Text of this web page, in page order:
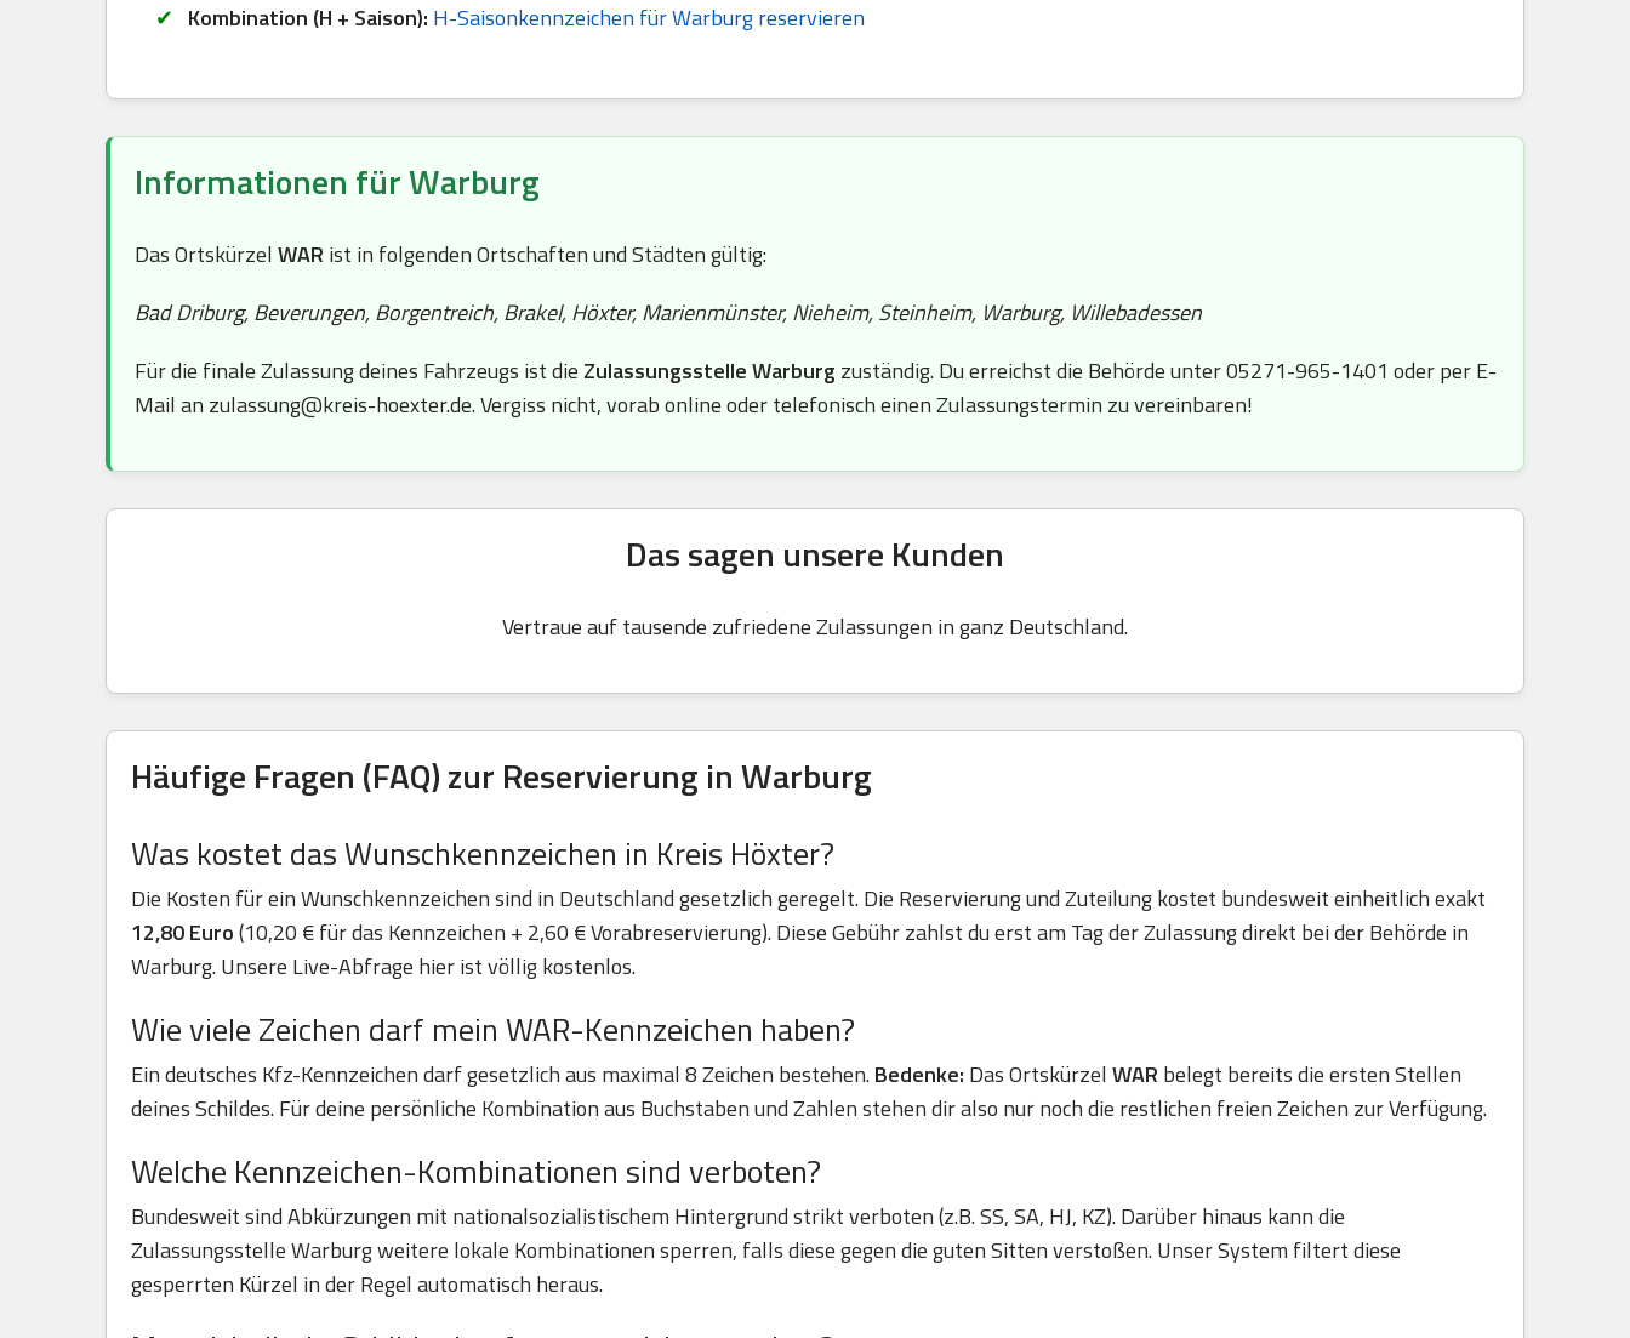
Kombination (H + Saison): H-Saisonkennzeichen für Warburg reservieren
Informationen für Warburg
Das OrtskürzelWAR ist in folgenden Ortschaften und Städten gültig:
Bad Driburg, Beverungen, Borgentreich, Brakel, Höxter, Marienmünster, Nieheim, Steinheim, Warburg, Willebadessen
Für die finale Zulassung deines Fahrzeugs ist die Zulassungsstelle Warburg zuständig. Du erreichst die Behörde unter 05271-965-1401 oder per E-
Mail an zulassung@kreis-hoexter.de. Vergiss nicht, vorab online oder telefonisch einen Zulassungstermin zu vereinbaren!
Das sagen unsere Kunden
Vertraue auf tausende zufriedene Zulassungen in ganz Deutschland.
Häufige Fragen (FAQ) zur Reservierung in Warburg
Was kostet das Wunschkennzeichen in Kreis Höxter?
Die Kosten für ein Wunschkennzeichen sind in Deutschland gesetzlich geregelt. Die Reservierung und Zuteilung kostet bundesweit einheitlich exakt
12,80 Euro(10,20 € für das Kennzeichen + 2,60 € Vorabreservierung). Diese Gebühr zahlst du erst am Tag der Zulassung direkt bei der Behörde in
Warburg. Unsere Live-Abfrage hier ist völlig kostenlos.
Wie viele Zeichen darf mein WAR-Kennzeichen haben?
Ein deutsches Kfz-Kennzeichen darf gesetzlich aus maximal 8 Zeichen bestehen.Bedenke: Das OrtskürzelWAR belegt bereits die ersten Stellen
deines Schildes. Für deine persönliche Kombination aus Buchstaben und Zahlen stehen dir also nur noch die restlichen freien Zeichen zur Verfügung.
Welche Kennzeichen-Kombinationen sind verboten?
Bundesweit sind Abkürzungen mit nationalsozialistischem Hintergrund strikt verboten (z.B. SS, SA, HJ, KZ). Darüber hinaus kann die
Zulassungsstelle Warburg weitere lokale Kombinationen sperren, falls diese gegen die guten Sitten verstoßen. Unser System filtert diese
gesperrten Kürzel in der Regel automatisch heraus.